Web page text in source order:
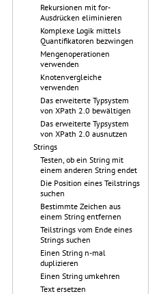
Rekursionen mit for-
Ausdrücken eliminieren
Komplexe Logik mittels
Quantifikatoren bezwingen
Mengenoperationen
verwenden
Knotenvergleiche
verwenden
Das erweiterte Typsystem
von XPath 2.0 bewältigen
Das erweiterte Typsystem
von XPath 2.0 ausnutzen
Strings
Testen, ob ein String mit
einem anderen String endet
Die Position eines Teilstrings
suchen
Bestimmte Zeichen aus
einem String entfernen
Teilstrings vom Ende eines
Strings suchen
Einen String n-mal
duplizieren
Einen String umkehren
Text ersetzen